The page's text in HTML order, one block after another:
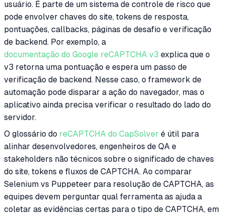
usuário. É parte de um sistema de controle de risco que
pode envolver chaves do site, tokens de resposta,
pontuações, callbacks, páginas de desafio e verificação
de backend. Por exemplo, a
documentação do Google reCAPTCHA v3 explica que o
v3 retorna uma pontuação e espera um passo de
verificação de backend. Nesse caso, o framework de
automação pode disparar a ação do navegador, mas o
aplicativo ainda precisa verificar o resultado do lado do
servidor.
O glossário do reCAPTCHA do CapSolver é útil para
alinhar desenvolvedores, engenheiros de QA e
stakeholders não técnicos sobre o significado de chaves
do site, tokens e fluxos de CAPTCHA. Ao comparar
Selenium vs Puppeteer para resolução de CAPTCHA, as
equipes devem perguntar qual ferramenta as ajuda a
coletar as evidências certas para o tipo de CAPTCHA, em